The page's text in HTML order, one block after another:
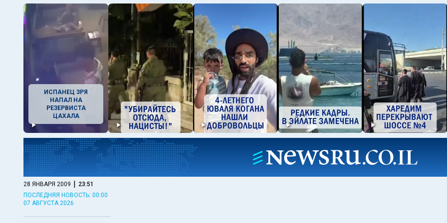
ИСПАНЕЦ ЗРЯ
НАПАЛ НА
РЕЗЕРВИСТА
ЦАХАЛА
28 ЯНВАРЯ 2009 | 23:51
ПОСЛЕДНЯЯ НОВОСТЬ: 00:00
07 АВГУСТА 2026